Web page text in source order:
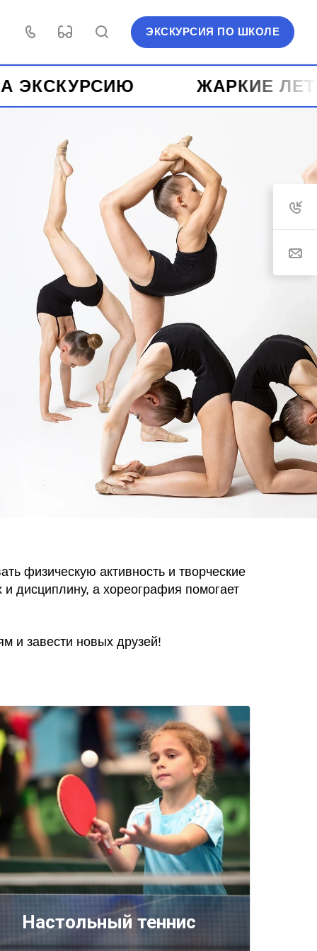
ЭКСКУРСИЯ ПО ШКОЛЕ
ЖАРКИЕ ЛЕТНИЕ ЦЕНЫ
физическую активность и творческие
дисциплину, а хореография помогает
и завести новых друзей!
Настольный теннис